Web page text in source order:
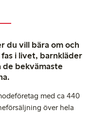
du vill bära om och
i livet, barnkläder
de bekvämaste
med ca 440
över hela